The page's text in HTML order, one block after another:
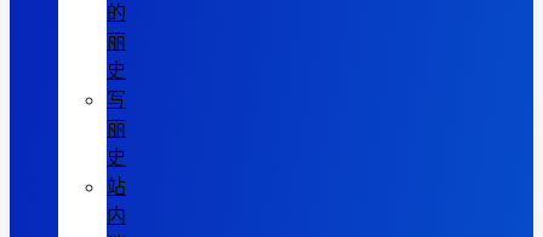
的
丽
史
写
丽
史
站
内